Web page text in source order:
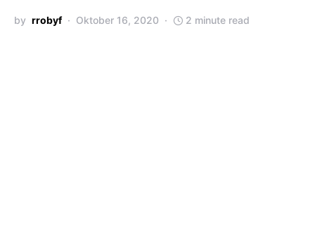
by rrobyf Oktober 16, 2020 2 minute read